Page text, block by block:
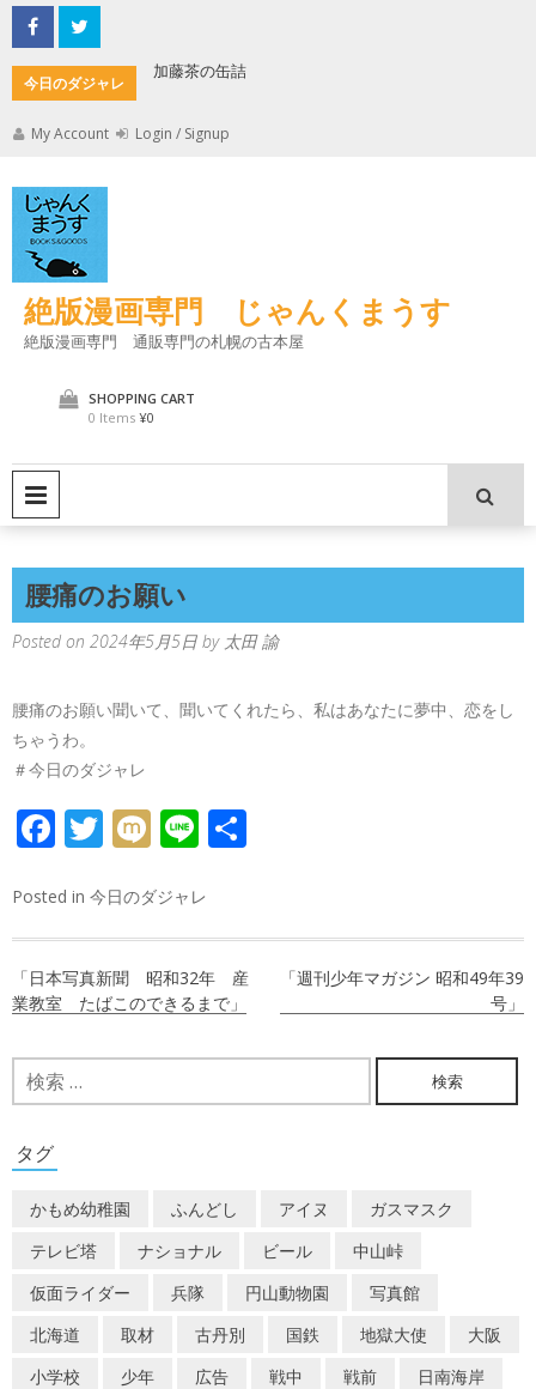
Skip
to
content
今日のダジャレ
加藤茶の缶詰
My Account Login / Signup
絶版漫画専門 じゃんくまうす
絶版漫画専門 通販専門の札幌の古本屋
SHOPPING CART
0 Items ¥0
腰痛のお願い
Posted on 2024年5月5日 by 太田 諭
腰痛のお願い聞いて、聞いてくれたら、私はあなたに夢中、恋をし
ちゃうわ。
＃今日のダジャレ
FACEBOOK
TWITTER
MIXILINE
Posted in 今日のダジャレ
稿
ビ
ー
シ
ョ
ン
「日本写真新聞 昭和32年 産
業教室 たばこのできるまで」
「週刊少年マガジン 昭和49年39
号」
検
索:
タグ
かもめ幼稚園 ふんどし アイヌ
ガスマスク
テレビ塔
ナショナル ビール
中山峠
仮面ライダー
兵隊 円山動物園
写真館
北海道
取材 古丹別 国鉄 地獄大使
大阪
小学校
少年 広告 戦中 戦前
日南海岸